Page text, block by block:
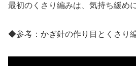
最初のくさり編みは、気持ち緩め
◆参考：かぎ針の作り目とくさり